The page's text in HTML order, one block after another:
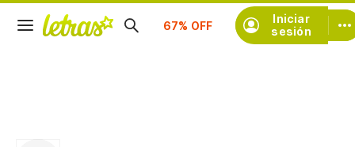
Iniciar
sesión
Suscríbete